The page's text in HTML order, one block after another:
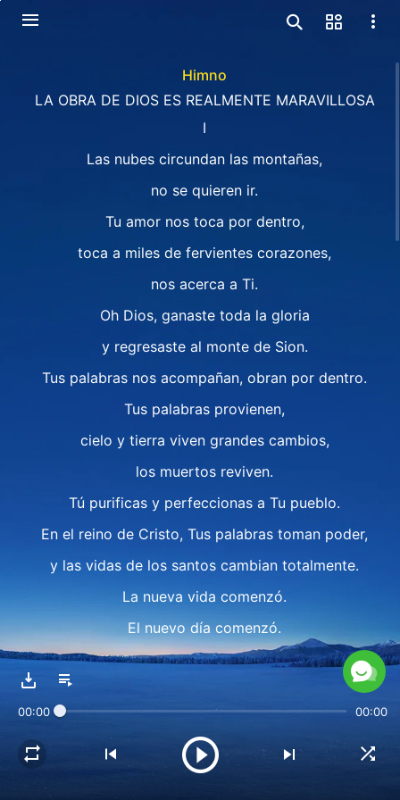
Himno
LA OBRA DE DIOS ES REALMENTE MARAVILLOSA
I
Las nubes circundan las montañas,
no se quieren ir.
Tu amor nos toca por dentro,
toca a miles de fervientes corazones,
nos acerca a Ti.
Oh Dios, ganaste toda la gloria
y regresaste al monte de Sion.
Tus palabras nos acompañan, obran por dentro.
Tus palabras provienen,
cielo y tierra viven grandes cambios,
los muertos reviven.
Tú purificas y perfeccionas a Tu pueblo.
En el reino de Cristo, Tus palabras toman poder,
y las vidas de los santos cambian totalmente.
La nueva vida comenzó.
El nuevo día comenzó.
II
En pruebas y adversidades,
00:00 00:00